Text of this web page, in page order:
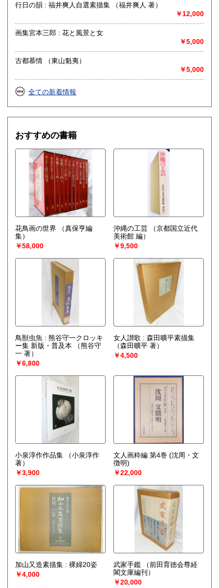
行日の韻 : 福井爽人自選素描集 （福井爽人 著）
￥12,000
画集宮本三郎 : 花と風景と女
￥5,000
古都慕情 （東山魁夷）
￥5,000
全ての新着情報
おすすめの書籍
花鳥画の世界
（真保亨編
集）
￥58,000
沖縄の工芸
（京都国立近代
美術館 編）
￥9,500
鳥獣虫魚 : 熊谷守一クロッキ
ー集 新版・普及本
（熊谷守
一 著）
￥6,800
女人讃歌 : 森田曠平素描集
（森田曠平 著）
￥4,500
小泉淳作作品集
（小泉淳作
著）
￥3,900
文人画粋編 第4巻 (沈周・文
徴明)
￥22,000
加山又造素描集 : 裸婦20姿
￥4,000
武家手鑑
（前田育徳会尊経
閣文庫編刊）
￥20,000